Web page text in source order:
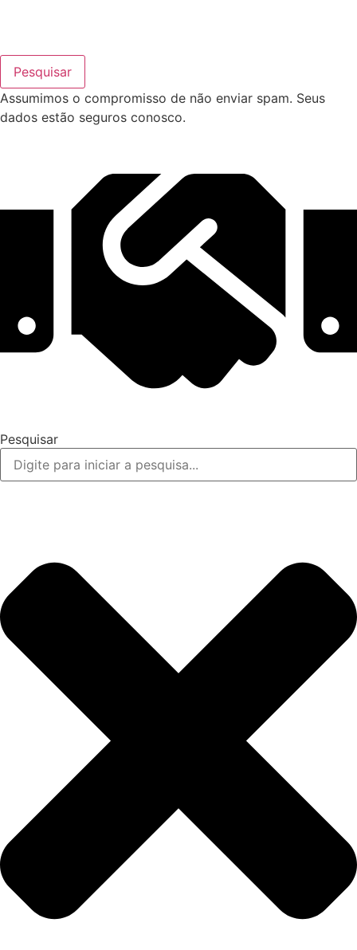
Pesquisar
Assumimos o compromisso de não enviar spam. Seus
dados estão seguros conosco.
Pesquisar